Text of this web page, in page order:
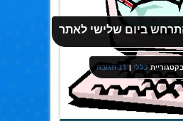
ביום שלישי לאתר
בקטגורייתכללי | 11 תגובה